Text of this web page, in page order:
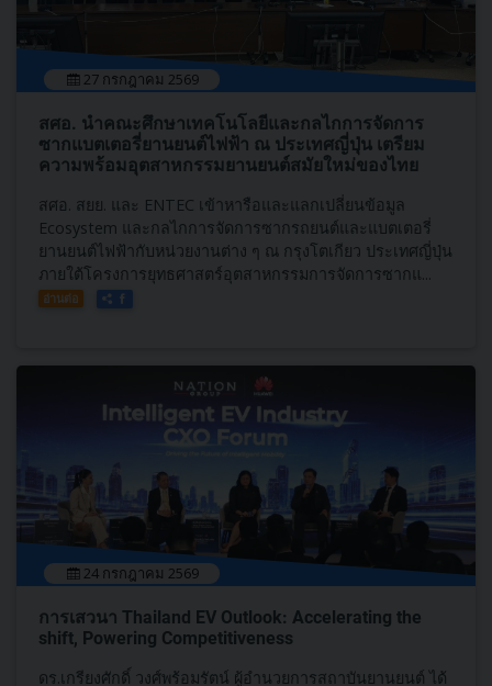
27 กรกฎาคม 2569
สศอ. นำคณะศึกษาเทคโนโลยีและกลไกการจัดการ
ซากแบตเตอรี่ยานยนต์ไฟฟ้า ณ ประเทศญี่ปุ่น เตรียม
ความพร้อมอุตสาหกรรมยานยนต์สมัยใหม่ของไทย
สศอ. สยย. และ ENTEC เข้าหารือและแลกเปลี่ยนข้อมูล
Ecosystem และกลไกการจัดการซากรถยนต์และแบตเตอรี่
ยานยนต์ไฟฟ้ากับหน่วยงานต่าง ๆ ณ กรุงโตเกียว ประเทศญี่ปุ่น
ภายใต้โครงการยุทธศาสตร์อุตสาหกรรมการจัดการซากแ...
อ่านต่อ
24 กรกฎาคม 2569
การเสวนา Thailand EV Outlook: Accelerating the
shift, Powering Competitiveness
ดร.เกรียงศักดิ์ วงศ์พร้อมรัตน์ ผู้อำนวยการสถาบันยานยนต์ ได้